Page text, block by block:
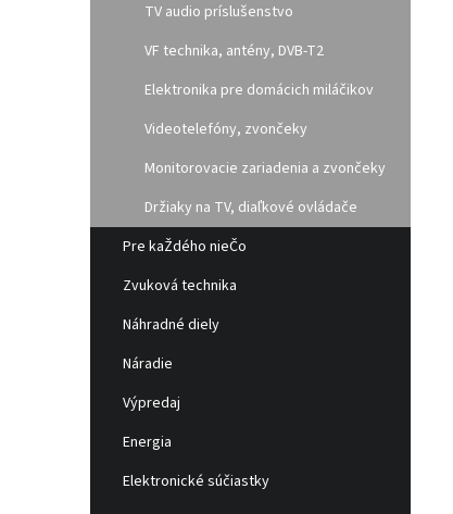
TV audio príslušenstvo
VF technika, antény, DVB-T2
Elektronika pre domácich miláčikov
Videotelefóny, zvončeky
Monitorovacie zariadenia a zvončeky
Držiaky na TV, diaľkové ovládače
Pre kaŽdého nieČo
Zvuková technika
Náhradné diely
Náradie
Výpredaj
Energia
Elektronické súčiastky